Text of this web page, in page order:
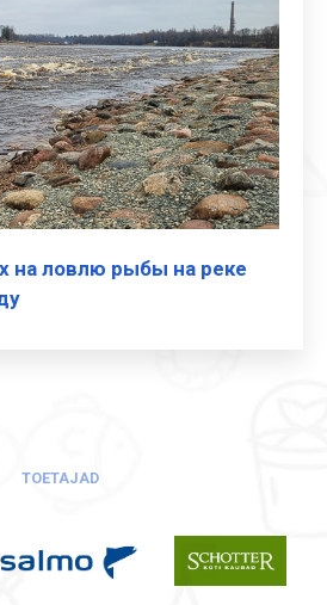
на ловлю рыбы на реке
TOETAJAD